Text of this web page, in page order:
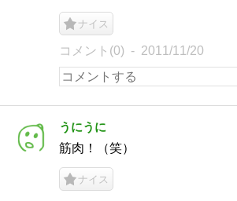
ナイス
コメント(0) 2011/11/20
うにうに
筋肉！（笑）
ナイス